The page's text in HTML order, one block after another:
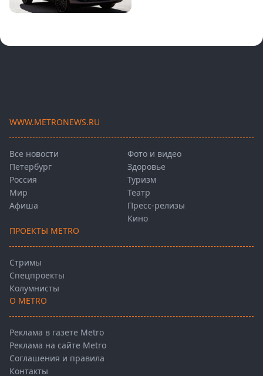
WWW.METRONEWS.RU
Все новости
Петербург
Россия
Мир
Афиша
Фото и видео
Здоровье
Туризм
Театр
Пресс-релизы
Кино
ПРОЕКТЫ METRO
Стримы
Спецпроекты
Колумнисты
О METRO
Реклама в газете Metro
Реклама на сайте Metro
Соглашения и правила
Контакты